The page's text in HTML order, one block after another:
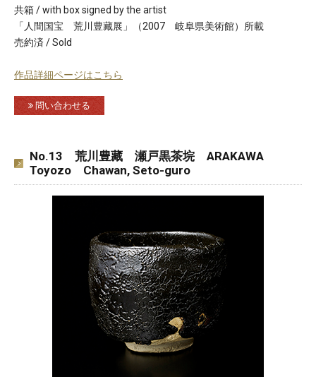
共箱 / with box signed by the artist
「人間国宝 荒川豊藏展」（2007 岐阜県美術館）所載
売約済 / Sold
作品詳細ページはこちら
問い合わせる
No.13 荒川豊藏 瀬戸黒茶垸 ARAKAWA
Toyozo Chawan, Seto-guro